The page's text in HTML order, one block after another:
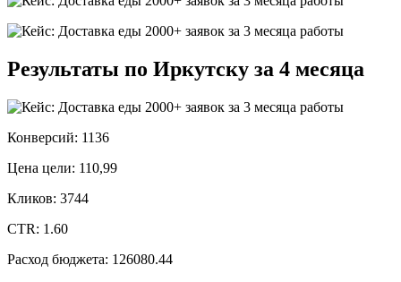
Результаты по Иркутску за 4 месяца
Конверсий: 1136
Цена цели: 110,99
Кликов: 3744
CTR: 1.60
Расход бюджета: 126080.44